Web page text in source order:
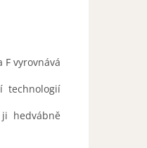
F vyrovnává
technologií
hedvábně